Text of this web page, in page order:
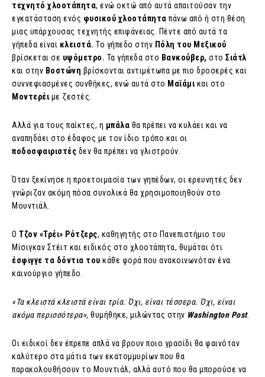
τεχνητό χλοοτάπητα, ενώ οκτώ από αυτά απαιτούσαν την
εγκατάσταση ενός φυσικού χλοοτάπηταπάνω από ή στη θέση
μιας υπάρχουσας τεχνητής επιφάνειας. Πέντε από αυτά τα
γήπεδα είναι κλειστά. Το γήπεδο στην Πόλη του Μεξικού
βρίσκεται σε υψόμετρο. Τα γήπεδα στο Βανκούβερ, στο Σιάτλ
και στην Βοστώνη βρίσκονται αντιμέτωπα με πιο δροσερές και
συννεφιασμένες συνθήκες, ενώ αυτά στο Μαϊάμι και στο
Μοντερέι με ζεστές.
Αλλά για τους παίκτες, η μπάλα θα πρέπει να κυλάει και να
αναπηδάει στο έδαφος με τον ίδιο τρόπο και οι
ποδοσφαιριστές δεν θα πρέπει να γλιστρούν.
Όταν ξεκίνησε η προετοιμασία των γηπέδων, οι ερευνητές δεν
γνώριζαν ακόμη πόσα συνολικά θα χρησιμοποιηθούν στο
Μουντιάλ.
Ο Τζον «Τρέι» Ρότζερς, καθηγητής στο Πανεπιστήμιο του
Μίσιγκαν Στέιτ και ειδικός στο χλοοτάπητα, θυμάται ότι
έσφιγγε τα δόντια του κάθε φορά που ανακοινωνόταν ένα
καινούργιο γήπεδο.
«Τα κλειστά κλειστά είναι τρία. Όχι, είναι τέσσερα. Όχι, είναι
ακόμα περισσότερα», θυμήθηκε, μιλώντας στην Washington Post.
Οι ειδικοί δεν έπρεπε απλά να βρουν ποιο γρασίδι θα φαινόταν
καλύτερο στα μάτια των εκατομμυρίων που θα
παρακολουθήσουν το Μουντιάλ, αλλά αυτό που θα μπορούσε να